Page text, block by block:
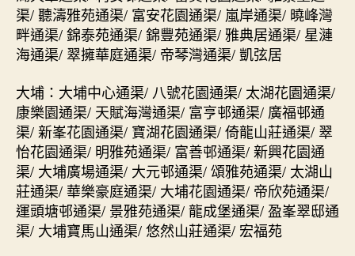
渠/ 聽濤雅苑通渠/ 富安花園通渠/ 嵐岸通渠/ 曉峰灣
畔通渠/ 錦泰苑通渠/ 錦豐苑通渠/ 雅典居通渠/ 星漣
海通渠/ 翠擁華庭通渠/ 帝琴灣通渠/ 凱弦居
大埔：大埔中心通渠/ 八號花園通渠/ 太湖花園通渠/
康樂園通渠/ 天賦海灣通渠/ 富亨邨通渠/ 廣福邨通
渠/ 新峯花園通渠/ 寶湖花園通渠/ 倚龍山莊通渠/ 翠
怡花園通渠/ 明雅苑通渠/ 富善邨通渠/ 新興花園通
渠/ 大埔廣場通渠/ 大元邨通渠/ 頌雅苑通渠/ 太湖山
莊通渠/ 華樂豪庭通渠/ 大埔花園通渠/ 帝欣苑通渠/
運頭塘邨通渠/ 景雅苑通渠/ 龍成堡通渠/ 盈峯翠邸通
渠/ 大埔寶馬山通渠/ 悠然山莊通渠/ 宏福苑